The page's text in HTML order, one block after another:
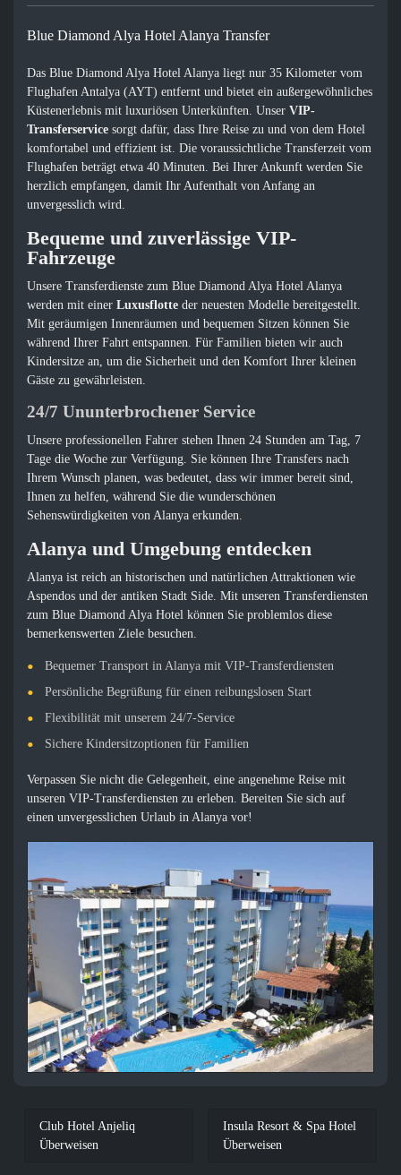
Blue Diamond Alya Hotel Alanya Transfer
Das Blue Diamond Alya Hotel Alanya liegt nur 35 Kilometer vom
Flughafen Antalya (AYT) entfernt und bietet ein außergewöhnliches
Küstenerlebnis mit luxuriösen Unterkünften. UnserVIP-
Transferservice sorgt dafür, dass Ihre Reise zu und von dem Hotel
komfortabel und effizient ist. Die voraussichtliche Transferzeit vom
Flughafen beträgt etwa 40 Minuten. Bei Ihrer Ankunft werden Sie
herzlich empfangen, damit Ihr Aufenthalt von Anfang an
unvergesslich wird.
Bequeme und zuverlässige VIP-
Fahrzeuge
Unsere Transferdienste zum Blue Diamond Alya Hotel Alanya
werden mit einerLuxusflotte der neuesten Modelle bereitgestellt.
Mit geräumigen Innenräumen und bequemen Sitzen können Sie
während Ihrer Fahrt entspannen. Für Familien bieten wir auch
Kindersitze an, um die Sicherheit und den Komfort Ihrer kleinen
Gäste zu gewährleisten.
24/7 Ununterbrochener Service
Unsere professionellen Fahrer stehen Ihnen 24 Stunden am Tag, 7
Tage die Woche zur Verfügung. Sie können Ihre Transfers nach
Ihrem Wunsch planen, was bedeutet, dass wir immer bereit sind,
Ihnen zu helfen, während Sie die wunderschönen
Sehenswürdigkeiten von Alanya erkunden.
Alanya und Umgebung entdecken
Alanya ist reich an historischen und natürlichen Attraktionen wie
Aspendos und der antiken Stadt Side. Mit unseren Transferdiensten
zum Blue Diamond Alya Hotel können Sie problemlos diese
bemerkenswerten Ziele besuchen.
Bequemer Transport in Alanya mit VIP-Transferdiensten
Persönliche Begrüßung für einen reibungslosen Start
Flexibilität mit unserem 24/7-Service
Sichere Kindersitzoptionen für Familien
Verpassen Sie nicht die Gelegenheit, eine angenehme Reise mit
unseren VIP-Transferdiensten zu erleben. Bereiten Sie sich auf
einen unvergesslichen Urlaub in Alanya vor!
Club Hotel Anjeliq
Überweisen
Insula Resort & Spa Hotel
Überweisen